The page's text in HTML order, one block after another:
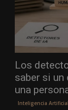
Los
saber si
una
Inteligencia Artificial